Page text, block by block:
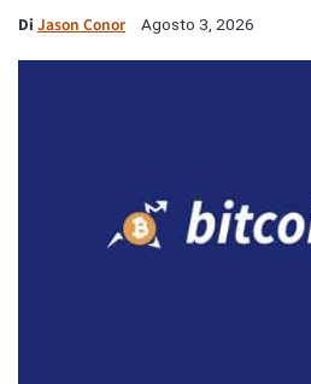
Di Jason Conor Agosto 3, 2026